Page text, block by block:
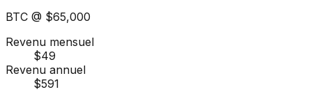
BTC @ $65,000
Revenu mensuel
$49
Revenu annuel
$591